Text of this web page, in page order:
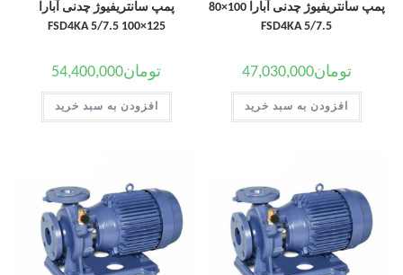
پمپ سانتریفیوژ چدنی آبارا 100×80
FSD4KA 5/7.5
تومان47,030,000
افزودن به سبد خرید
پمپ سانتریفیوژ چدنی آبارا
125×100 FSD4KA 5/7.5
تومان54,400,000
افزودن به سبد خرید